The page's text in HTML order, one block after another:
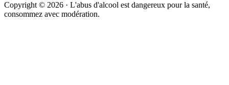
Copyright © 2026 · L'abus d'alcool est dangereux pour la santé,
consommez avec modération.